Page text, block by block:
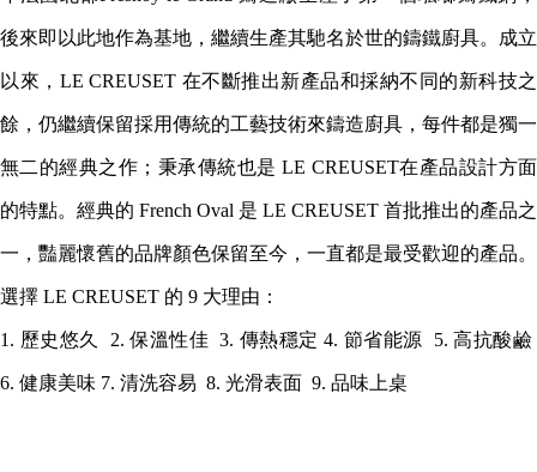
後來即以此地作為基地，繼續生產其馳名於世的鑄鐵廚具。成立
以來，LE CREUSET 在不斷推出新產品和採納不同的新科技之
餘，仍繼續保留採用傳統的工藝技術來鑄造廚具，每件都是獨一
無二的經典之作；秉承傳統也是 LE CREUSET在產品設計方面
的特點。經典的 French Oval 是 LE CREUSET 首批推出的產品之
一，豔麗懷舊的品牌顏色保留至今，一直都是最受歡迎的產品。
選擇 LE CREUSET 的 9 大理由：
1. 歷史悠久 2. 保溫性佳 3. 傳熱穩定 4. 節省能源 5. 高抗酸鹼
6. 健康美味 7. 清洗容易 8. 光滑表面 9. 品味上桌